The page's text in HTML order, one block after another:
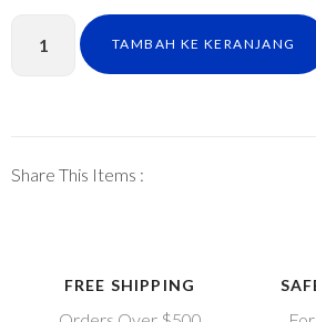
TAMBAH KE KERANJANG
Share This Items :
FREE SHIPPING